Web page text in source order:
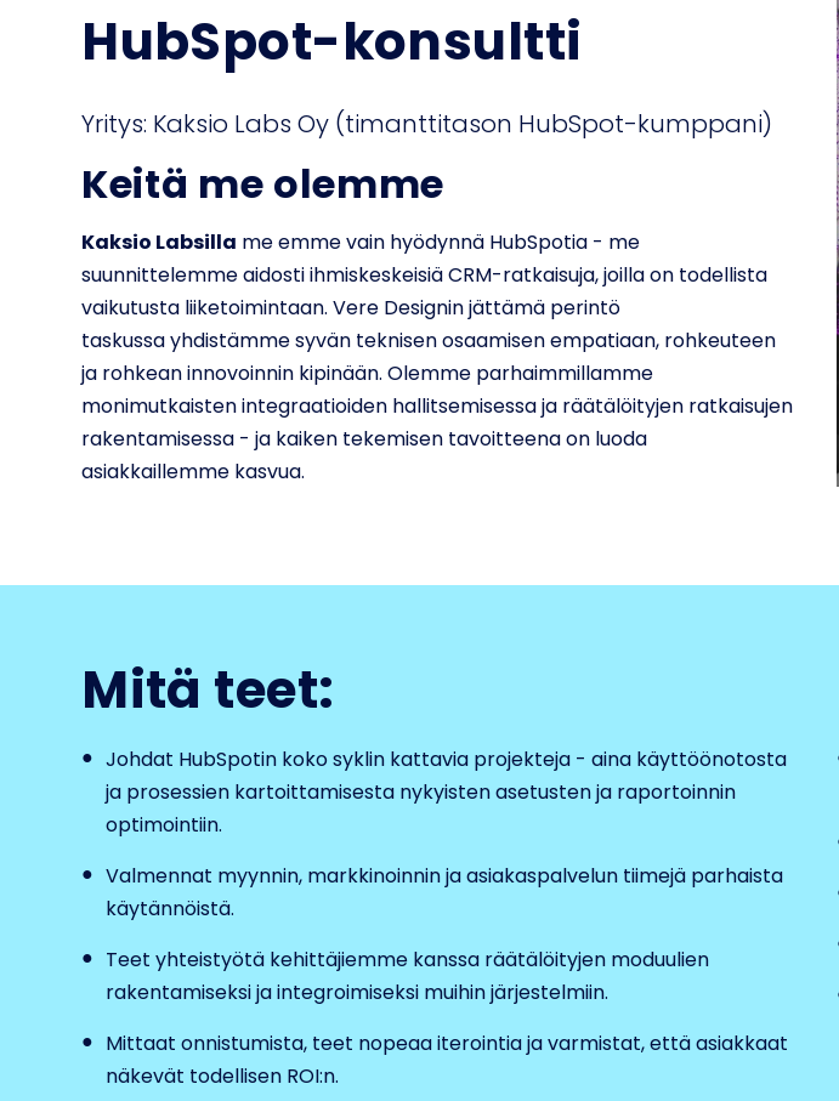
HubSpot-konsultti
Yritys: Kaksio Labs Oy (timanttitason HubSpot-kumppani)
Keitä me olemme
Kaksio Labsilla me emme vain hyödynnä HubSpotia - me
suunnittelemme aidosti ihmiskeskeisiä CRM-ratkaisuja, joilla on todellista
vaikutusta liiketoimintaan. Vere Designin jättämä perintö
taskussa yhdistämme syvän teknisen osaamisen empatiaan, rohkeuteen
ja rohkean innovoinnin kipinään. Olemme parhaimmillamme
monimutkaisten integraatioiden hallitsemisessa ja räätälöityjen ratkaisujen
rakentamisessa - ja kaiken tekemisen tavoitteena on luoda
asiakkaillemme kasvua.
Mitä teet:
Johdat HubSpotin koko syklin kattavia projekteja - aina käyttöönotosta
ja prosessien kartoittamisesta nykyisten asetusten ja raportoinnin
optimointiin.
Valmennat myynnin, markkinoinnin ja asiakaspalvelun tiimejä parhaista
käytännöistä.
Teet yhteistyötä kehittäjiemme kanssa räätälöityjen moduulien
rakentamiseksi ja integroimiseksi muihin järjestelmiin.
Mittaat onnistumista, teet nopeaa iterointia ja varmistat, että asiakkaat
näkevät todellisen ROI:n.